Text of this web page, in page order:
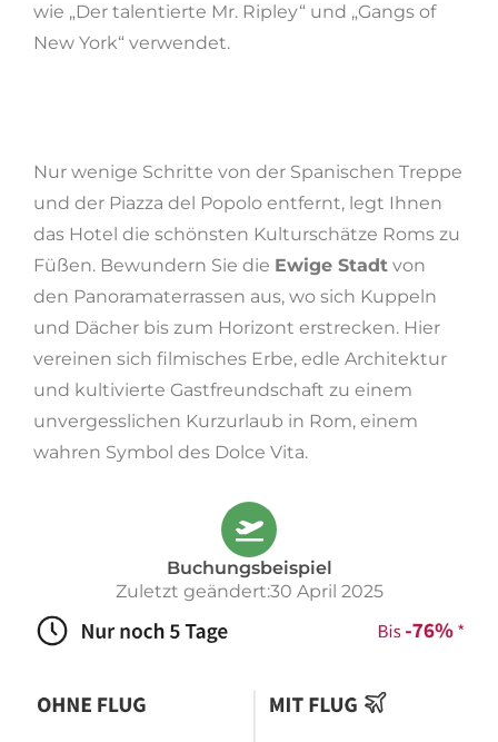
wie „Der talentierte Mr. Ripley“ und „Gangs of
New York“ verwendet.
Nur wenige Schritte von der Spanischen Treppe
und der Piazza del Popolo entfernt, legt Ihnen
das Hotel die schönsten Kulturschätze Roms zu
Füßen. Bewundern Sie die Ewige Stadt von
den Panoramaterrassen aus, wo sich Kuppeln
und Dächer bis zum Horizont erstrecken. Hier
vereinen sich filmisches Erbe, edle Architektur
und kultivierte Gastfreundschaft zu einem
unvergesslichen Kurzurlaub in Rom, einem
wahren Symbol des Dolce Vita.
Buchungsbeispiel
Zuletzt geändert:30 April 2025